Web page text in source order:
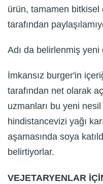
ürün, tamamen
tarafından
Adı da belirlenmiş yeni
İmkansız burger'in
tarafından net olarak
uzmanları bu yeni
hindistancevizi yağı
aşamasında soya
belirtiyorlar.
VEJETARYENLAR